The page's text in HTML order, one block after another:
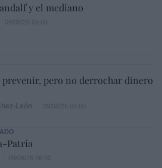
y el mediano
prevenir, pero no derrochar dinero
Patria